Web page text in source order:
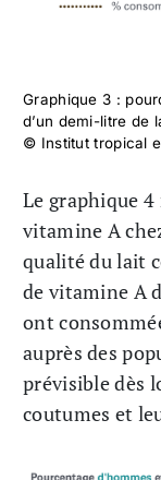
Graphique 3 :
d’un demi-litre de
© Institut tropical
Le graphique
vitamine A
qualité du lait
de vitamine A
ont
auprès des
prévisible dès
coutumes et